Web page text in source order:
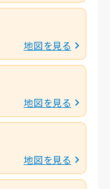
地図を見る
地図を見る
地図を見る